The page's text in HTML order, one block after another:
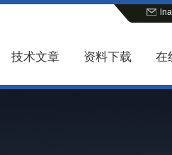
技术文章 资料下载 在